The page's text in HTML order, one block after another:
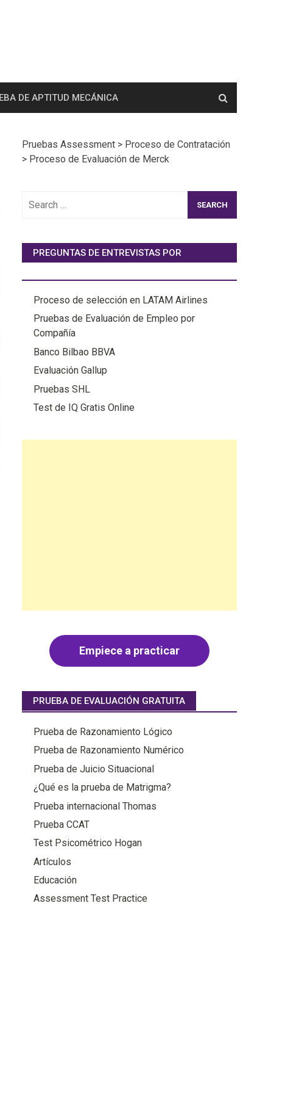
DE APTITUD MECÁNICA
Pruebas Assessment> Proceso de Contratación
> Proceso de Evaluación de Merck
for:
PREGUNTAS DE ENTREVISTAS POR
Proceso de selección en LATAM Airlines
Pruebas de Evaluación de Empleo por
Compañía
Banco Bilbao BBVA
Evaluación Gallup
Pruebas SHL
Test de IQ Gratis Online
Empiece a practicar
PRUEBA DE EVALUACIÓN GRATUITA
Prueba de Razonamiento Lógico
Prueba de Razonamiento Numérico
Prueba de Juicio Situacional
¿Qué es la prueba de Matrigma?
Prueba internacional Thomas
Prueba CCAT
Test Psicométrico Hogan
Artículos
Educación
Assessment Test Practice